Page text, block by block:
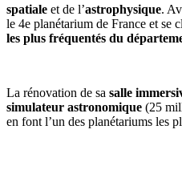
spatiale et de l’astrophysique.
le 4e planétarium de France et se
les plus fréquentés du
La rénovation de sa salle
simulateur astronomique (25
en font l’un des planétariums les